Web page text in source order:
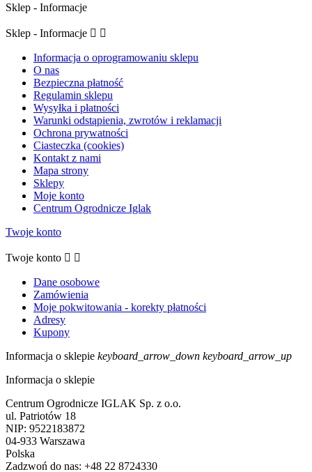
Sklep - Informacje
Sklep - Informacje  
Informacja o oprogramowaniu sklepu
O nas
Bezpieczna płatność
Regulamin sklepu
Wysyłka i płatności
Warunki odstąpienia, zwrotów i reklamacji
Ochrona prywatności
Ciasteczka (cookies)
Kontakt z nami
Mapa strony
Sklepy
Moje konto
Centrum Ogrodnicze Iglak
Twoje konto
Twoje konto  
Dane osobowe
Zamówienia
Moje pokwitowania - korekty płatności
Adresy
Kupony
Informacja o sklepie keyboard_arrow_down keyboard_arrow_up
Informacja o sklepie
Centrum Ogrodnicze IGLAK Sp. z o.o.
ul. Patriotów 18
NIP: 9522183872
04-933 Warszawa
Polska
Zadzwoń do nas: +48 22 8724330